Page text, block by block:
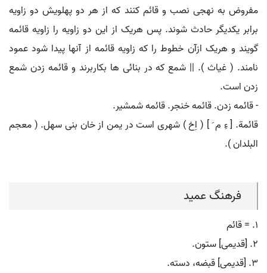
مفروض به نهجی نصب و قائم کنند که از هر دو پهلویش دو زاویه
برابر یکدیگر حادث شوند. پس هریک از این دو زاویه را زاویه قائمه
گویند و هریک ازآن خطوط را که زاویه قائمه از آنها پیدا شود عمود
نامند. ( غیاث ). || شمع که در بنائی ها بکاربرند و قائمه زدن شمع
زدن است.
- قائمه زدن. قائمه خنجر. قائمه شمشیر.
قائمة. [ ءِ م َ ] ( اِخ ) شهری است در یمن از خان بنی سهل. ( معجم
البلدان ).
فرهنگ عمید
۱. = قائم
۲. [قدیمی] ستون.
۳. [قدیمی] قبضه، دسته.